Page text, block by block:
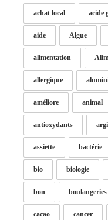
achat local acide
aide Algue
alimentation
allergique
améliore animal
antioxydants
assiette bactérie
bio biologie
bon boulangeries
cacao cancer